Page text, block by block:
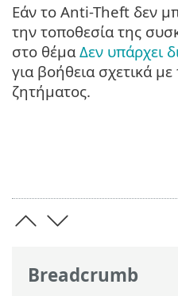
Breadcrumb
Εάν το Anti-Theft δεν
την τοποθεσία της
στο θέμα Δεν υπάρχει
για βοήθεια σχετικά
ζητήματος.